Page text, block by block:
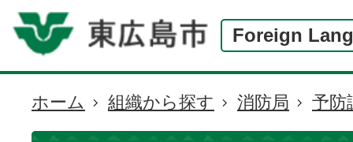
Foreign
現
在
ホーム 組織から探す 消防局 予防